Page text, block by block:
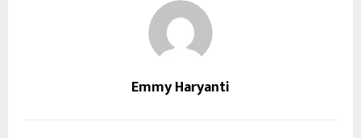
Emmy Haryanti